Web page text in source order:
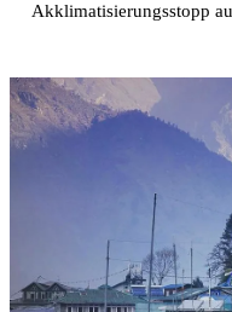
Akklimatisierungsstopp